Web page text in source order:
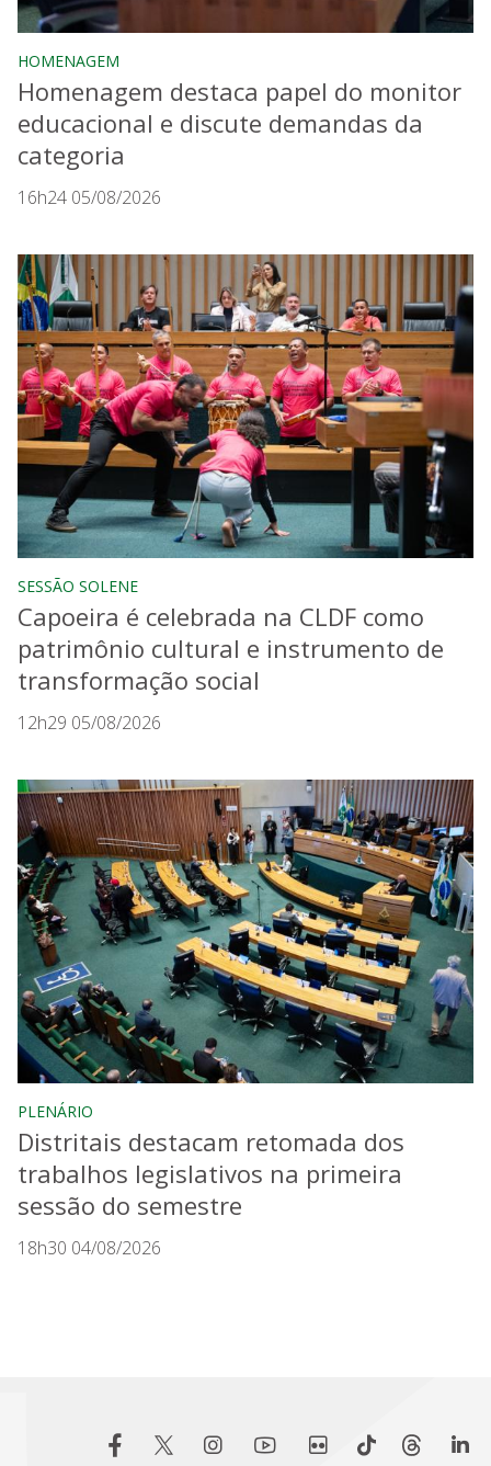
HOMENAGEM
Homenagem destaca papel do monitor
educacional e discute demandas da
categoria
16h24 05/08/2026
SESSÃO SOLENE
Capoeira é celebrada na CLDF como
patrimônio cultural e instrumento de
transformação social
12h29 05/08/2026
PLENÁRIO
Distritais destacam retomada dos
trabalhos legislativos na primeira
sessão do semestre
18h30 04/08/2026